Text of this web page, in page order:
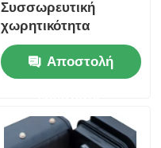
Συσσωρευτική
χωρητικότητα
Βιομηχανικός
κινητήρας ντίζελ που
παρέχει συνολική
420×440×495 mm για
βιομηχανική ισχύ
Αποστολή